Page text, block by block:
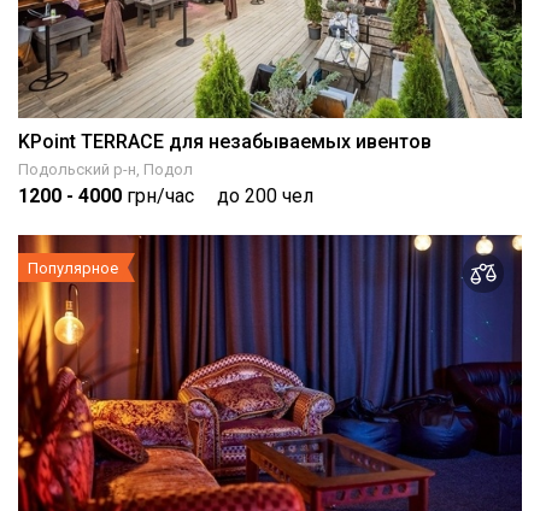
KPoint TERRACE для незабываемых ивентов
Подольский р-н, Подол
1200 - 4000 грн/час до 200 чел
Популярное